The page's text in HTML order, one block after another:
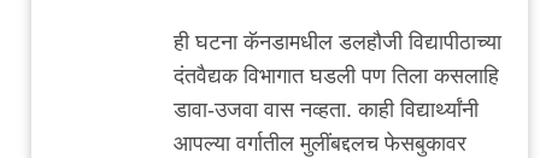
by
Nile
ही घटना कॅनडामधील डलहौजी विद्यापीठाच्या
दंतवैद्यक विभागात घडली पण तिला कसलाहि
डावा-उजवा वास नव्हता. काही विद्यार्थ्यांनी
आपल्या वर्गातील मुलींबद्दलच फेसबुकावर